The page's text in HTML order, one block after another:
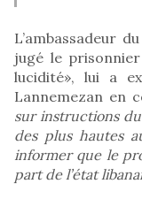
L’ambassadeur
jugé le
lucidité», lui a
Lannemezan en
sur instructions
des plus hautes
informer que le
part de l’état